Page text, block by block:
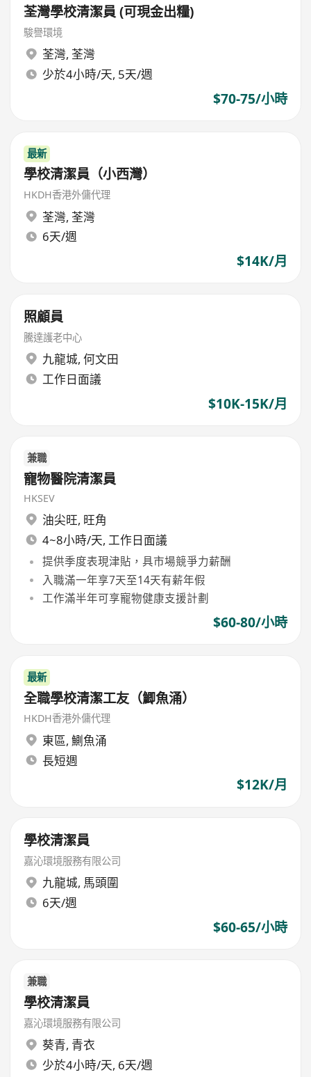
荃灣學校清潔員 (可現金出糧)
駿譽環境
荃灣, 荃灣
少於4小時/天, 5天/週
$70-75/小時
最新
學校清潔員（小西灣）
HKDH香港外傭代理
荃灣, 荃灣
6天/週
$14K/月
照顧員
騰達護老中心
九龍城, 何文田
工作日面議
$10K-15K/月
兼職
寵物醫院清潔員
HKSEV
油尖旺, 旺角
4~8小時/天, 工作日面議
提供季度表現津貼，具市場競爭力薪酬
入職滿一年享7天至14天有薪年假
工作滿半年可享寵物健康支援計劃
$60-80/小時
最新
全職學校清潔工友（鯽魚涌）
HKDH香港外傭代理
東區, 鰂魚涌
長短週
$12K/月
學校清潔員
嘉沁環境服務有限公司
九龍城, 馬頭圍
6天/週
$60-65/小時
兼職
學校清潔員
嘉沁環境服務有限公司
葵青, 青衣
少於4小時/天, 6天/週